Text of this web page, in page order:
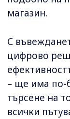
магазин.
С
цифрово
– ще има по-
търсене на
всички